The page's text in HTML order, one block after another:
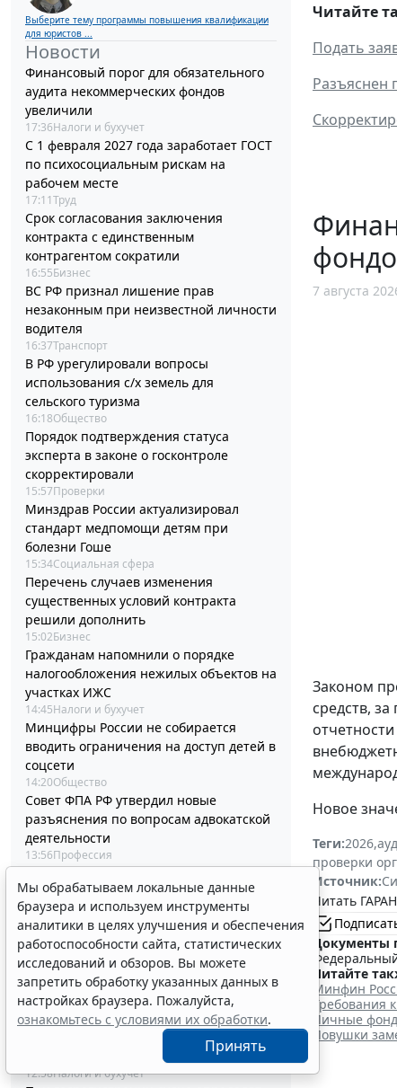
Выберите тему программы повышения квалификации
для юристов ...
Новости
Финансовый порог для обязательного
аудита некоммерческих фондов
увеличили
17:36Налоги и бухучет
С 1 февраля 2027 года заработает ГОСТ
по психосоциальным рискам на
рабочем месте
17:11Труд
Срок согласования заключения
контракта с единственным
контрагентом сократили
16:55Бизнес
ВС РФ признал лишение прав
незаконным при неизвестной личности
водителя
16:37Транспорт
В РФ урегулировали вопросы
использования с/х земель для
сельского туризма
16:18Общество
Порядок подтверждения статуса
эксперта в законе о госконтроле
скорректировали
15:57Проверки
Минздрав России актуализировал
стандарт медпомощи детям при
болезни Гоше
15:34Социальная сфера
Перечень случаев изменения
существенных условий контракта
решили дополнить
15:02Бизнес
Гражданам напомнили о порядке
налогообложения нежилых объектов на
участках ИЖС
14:45Налоги и бухучет
Минцифры России не собирается
вводить ограничения на доступ детей в
соцсети
14:20Общество
Совет ФПА РФ утвердил новые
разъяснения по вопросам адвокатской
деятельности
13:56Профессия
реклассификацию задолженности
подотчетного лица
13:37Бюджетный учет
Определены особенности включения
частных медорганизаций в реестр
системы ОМС
13:19Социальная сфера
Спецрежим НПД вправе применять
несовершеннолетние в возрасте от 14
12:58Налоги и бухучет
Читайте
Подать
Разъяснен
7 августа
Законом
средств,
Новое
Теги:2026,
проверки
Источник:
Читать
Документы
Читайте
Минфин
Требования
Личные
Ловушки
Мы обрабатываем локальные данные
браузера и используем инструменты
аналитики в целях улучшения и обеспечения
работоспособности сайта, статистических
исследований и обзоров. Вы можете
запретить обработку указанных данных в
настройках браузера. Пожалуйста,
ознакомьтесь с условиями их обработки.
Принять